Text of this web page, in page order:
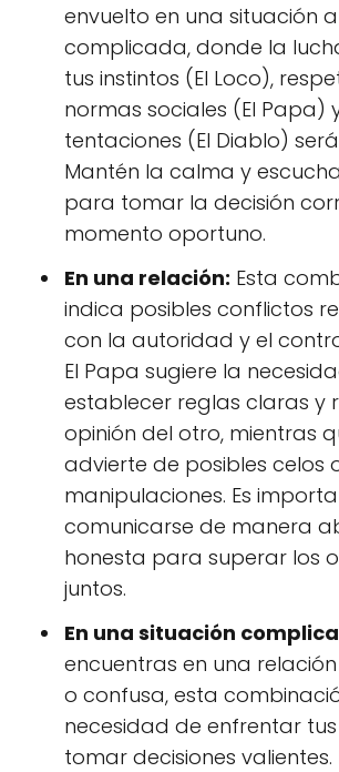
envuelto en una situación
complicada, donde la
tus instintos (El Loco),
normas sociales (El Papa)
tentaciones (El Diablo)
Mantén la calma y
para tomar la decisión
momento oportuno.
En una relación: Esta
indica posibles conflictos
con la autoridad y el
El Papa sugiere la
establecer reglas claras y
opinión del otro, mientras
advierte de posibles celos
manipulaciones. Es
comunicarse de manera
honesta para superar los
juntos.
En una situación
encuentras en una
o confusa, esta
necesidad de enfrentar
tomar decisiones valientes.